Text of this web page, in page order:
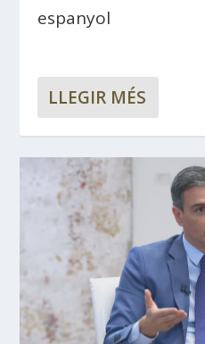
espanyol
LLEGIR MÉS